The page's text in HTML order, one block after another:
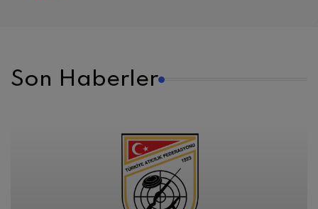
Son Haberler